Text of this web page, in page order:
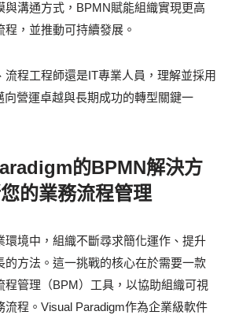
與溝通方式，BPMN賦能組織實現更高
，並推動可持續發展。
流程工程師還是IT專業人員，理解並採用
向營運卓越與長期成功的轉型關鍵一
的BPMN解決方
的業務流程管理
環境中，組織不斷尋求簡化運作、提升
的方法。這一挑戰的核心在於需要一款
程管理（BPM）工具，以協助組織可視
流程。Visual Paradigm作為企業級軟件